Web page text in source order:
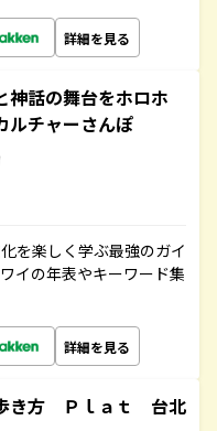
詳細を見る
話の舞台をホロホ
チャーさんぽ
を楽しく学ぶ最強のガイ
イの年表やキーワード集
詳細を見る
き方 Ｐｌａｔ 台北